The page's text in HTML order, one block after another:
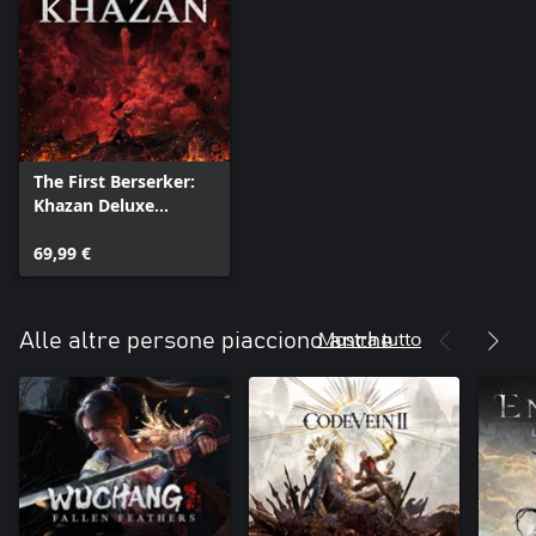
The First Berserker:
Khazan Deluxe
69,99 €
Alle altre persone piacciono anche
Mostra tutto